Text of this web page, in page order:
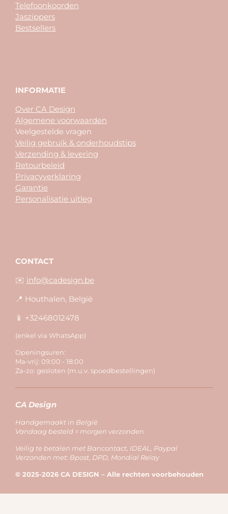
Telefoonkoorden
Jaszippers
Bestsellers
INFORMATIE
Over CA Design
Algemene voorwaarden
Veelgestelde vragen
Veilig gebruik & onderhoudstips
Verzending & levering
Retourbeleid
Privacyverklaring
Garantie
Personalisatie uitleg
CONTACT
✉️ info@cadesign.be
📍 Houthalen, België
📱 +32468012478
(enkel via WhatsApp)
Openingsuren:
Ma-vrij: 09:00 - 18:00
Za-zo: gesloten (m.u.v. spoedbestellingen)
CA Design
Handgemaakt in België
Vandaag besteld = morgen verzonden
Veilig te betalen met Bancontact, IDEAL, Paypal
Verzonden met: Bpost, DPD, Mondial Relay
© 2025-2026 CA DESIGN – Alle rechten voorbehouden